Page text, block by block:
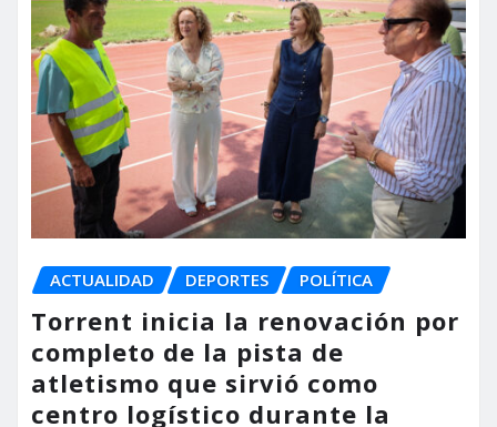
ACTUALIDAD DEPORTES POLÍTICA
Torrent inicia la renovación por
completo de la pista de
atletismo que sirvió como
centro logístico durante la